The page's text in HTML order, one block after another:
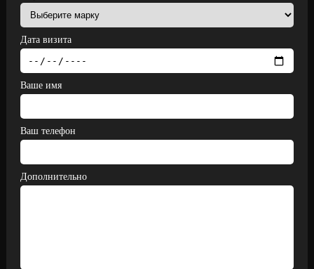
Дата визита
Ваше имя
Ваш телефон
Дополнительно